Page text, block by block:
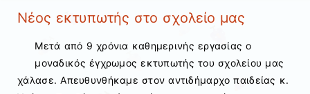
Νέος εκτυπωτής στο σχολείο μας
Μετά από 9 χρόνια καθημερινής εργασίας ο
μοναδικός έγχρωμος εκτυπωτής του σχολείου μας
χάλασε. Απευθυνθήκαμε στον αντιδήμαρχο παιδείας κ.